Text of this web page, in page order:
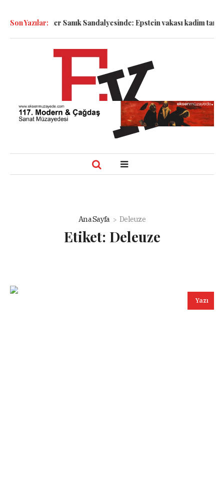
Son Yazılar:
Semboller Sanık Sandalyesinde: Epstein vakası kadim
Ana Sayfa Deleuze
Etiket: Deleuze
Yazı